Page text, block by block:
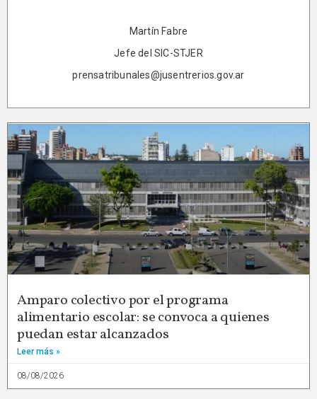
Martín Fabre
Jefe del SIC-STJER
prensatribunales@jusentrerios.gov.ar
Amparo colectivo por el programa
alimentario escolar: se convoca a quienes
puedan estar alcanzados
Leer más »
08/08/2026